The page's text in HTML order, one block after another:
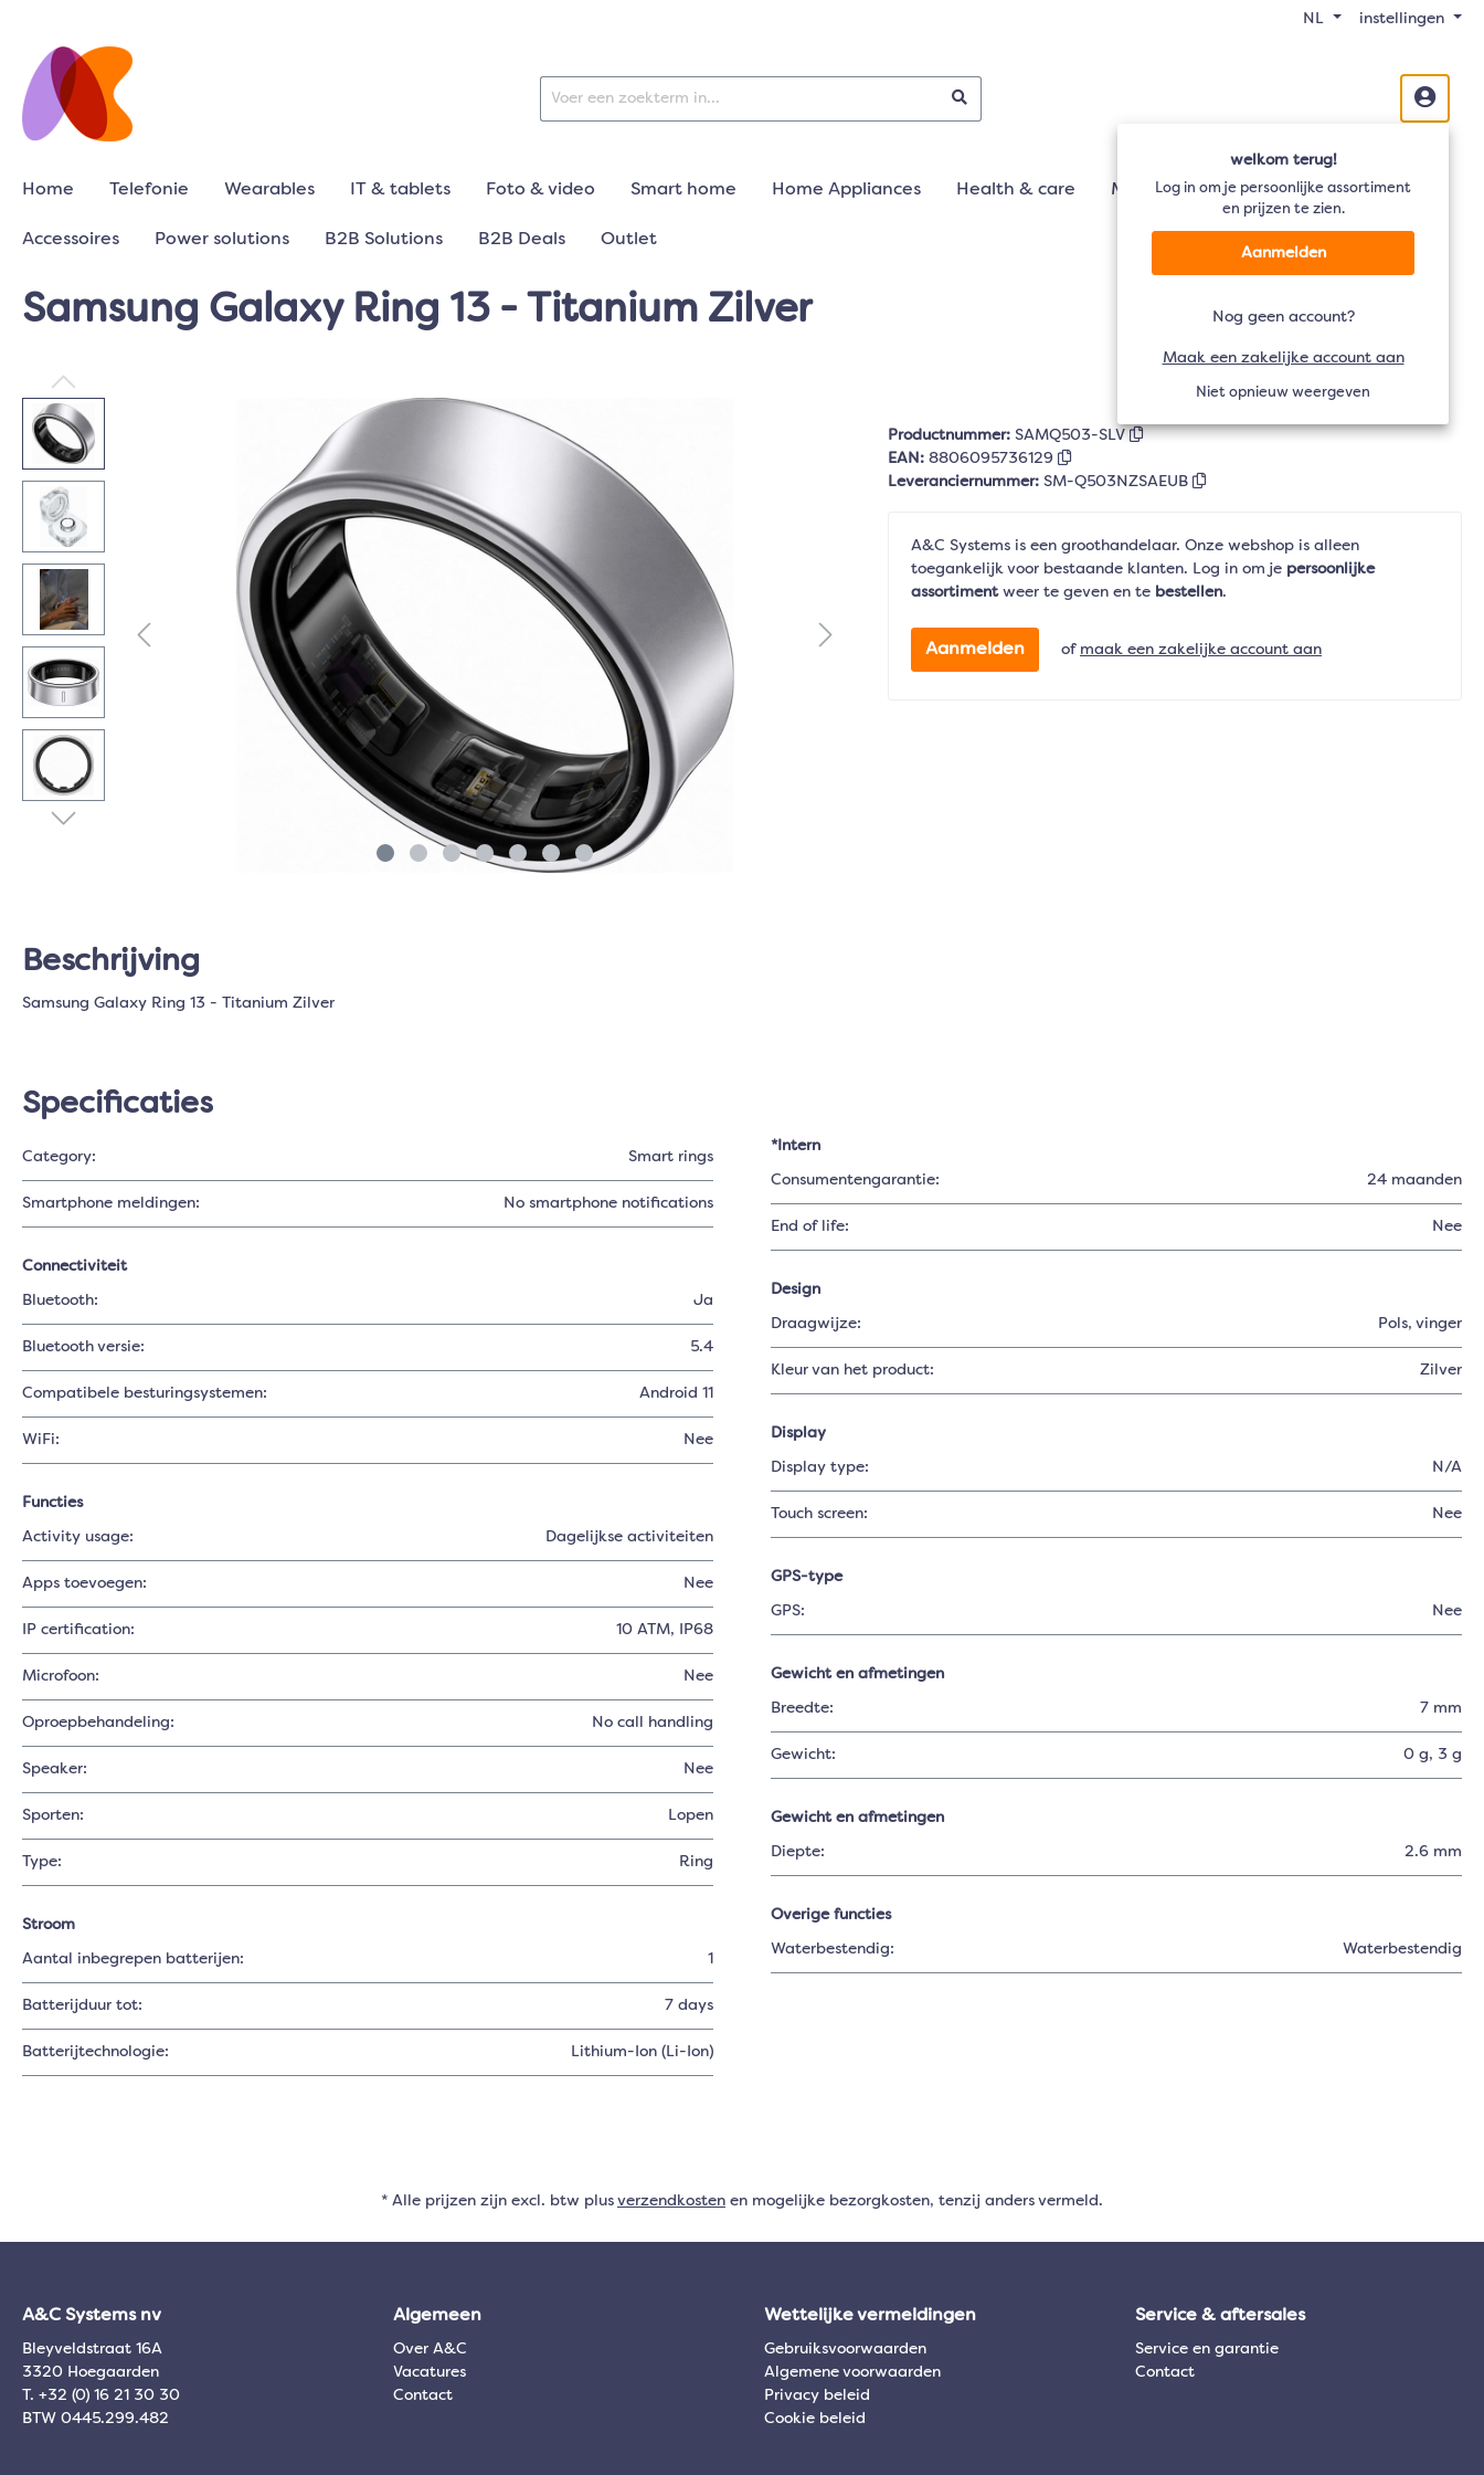
NL instellingen
welkom terug!
Log in om je persoonlijke assortiment
en prijzen te zien.
Aanmelden
Nog geen account?
Maak een zakelijke account aan
Niet opnieuw weergeven
Home Telefonie Wearables IT & tablets Foto & video Smart home Home Appliances Health & care Mobiliteit Audio TV
Accessoires Power solutions B2B Solutions B2B Deals Outlet
Samsung Galaxy Ring 13 - Titanium Zilver
Productnummer: SAMQ503-SLV
EAN: 8806095736129
Leveranciernummer: SM-Q503NZSAEUB
A&C Systems is een groothandelaar. Onze webshop is alleen
toegankelijk voor bestaande klanten. Log in om je persoonlijke
assortimentweer te geven en te bestellen.
Aanmelden of maak een zakelijke account aan
Beschrijving
Samsung Galaxy Ring 13 - Titanium Zilver
Specificaties
Category: Smart rings
Smartphone meldingen: No smartphone notifications
*Intern
Consumentengarantie: 24 maanden
End of life: Nee
Connectiviteit
Bluetooth: Ja
Bluetooth versie: 5.4
Compatibele besturingsystemen: Android 11
WiFi: Nee
Design
Draagwijze: Pols, vinger
Kleur van het product: Zilver
Display
Display type: N/A
Touch screen: Nee
Functies
Activity usage: Dagelijkse activiteiten
Apps toevoegen: Nee
IP certification: 10 ATM, IP68
Microfoon: Nee
Oproepbehandeling: No call handling
Speaker: Nee
Sporten: Lopen
Type: Ring
GPS-type
GPS: Nee
Gewicht en afmetingen
Breedte: 7 mm
Gewicht: 0 g, 3 g
Gewicht en afmetingen
Diepte: 2.6 mm
Overige functies
Waterbestendig: Waterbestendig
Stroom
Aantal inbegrepen batterijen: 1
Batterijduur tot: 7 days
Batterijtechnologie: Lithium-Ion (Li-Ion)
* Alle prijzen zijn excl. btw plus verzendkosten en mogelijke bezorgkosten, tenzij anders vermeld.
A&C Systems nv
Bleyveldstraat 16A
3320 Hoegaarden
T. +32 (0) 16 21 30 30
BTW 0445.299.482
Algemeen
Over A&C
Vacatures
Contact
Wettelijke vermeldingen
Gebruiksvoorwaarden
Algemene voorwaarden
Privacy beleid
Cookie beleid
Service & aftersales
Service en garantie
Contact